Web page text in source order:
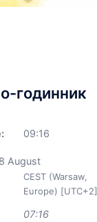
годинник
09:16
August
CEST (Warsaw,
Europe) [UTC+2]
07:16